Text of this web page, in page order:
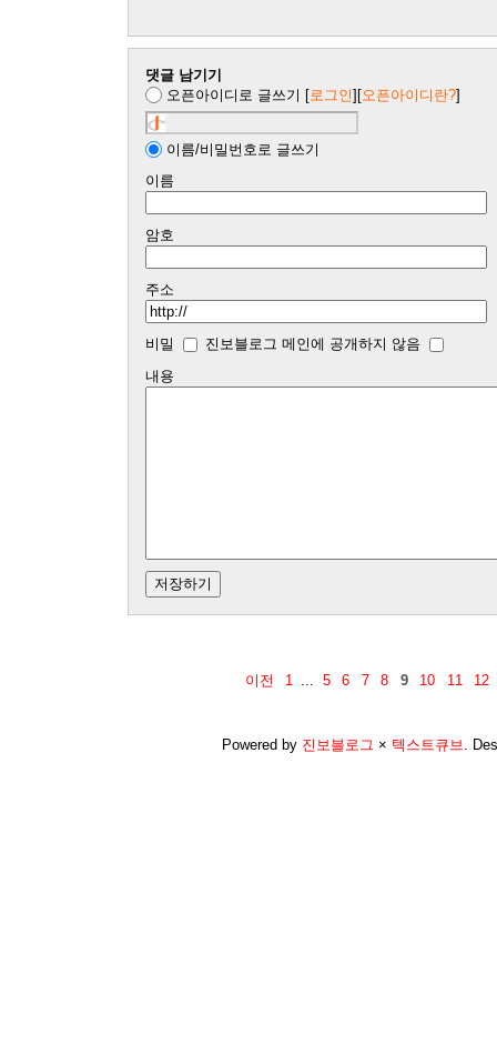
댓글 남기기
오픈아이디로 글쓰기 [로그인][오픈아이디란?]
이름/비밀번호로 글쓰기
이름
암호
주소
비밀
진보블로그 메인에 공개하지 않음
내용
이전 1 5 6 7 8 9 10 11 12
Powered by 진보블로그 × 텍스트큐브